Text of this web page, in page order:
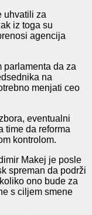
uhvatili za
iz toga su
agencija
parlamenta da za
na
menjati ceo
eventualni
time da reforma
kontrolom.
Makej je posle
spreman da podrži
ono bude za
s ciljem smene